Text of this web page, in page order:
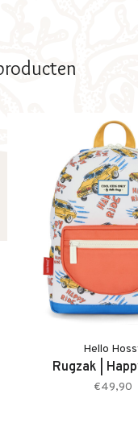
Hello
Rugzak |
€49,90